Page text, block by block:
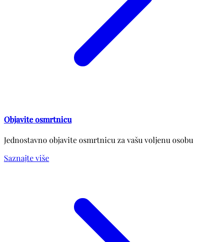
Objavite osmrtnicu
Jednostavno objavite osmrtnicu za vašu voljenu osobu
Saznajte više